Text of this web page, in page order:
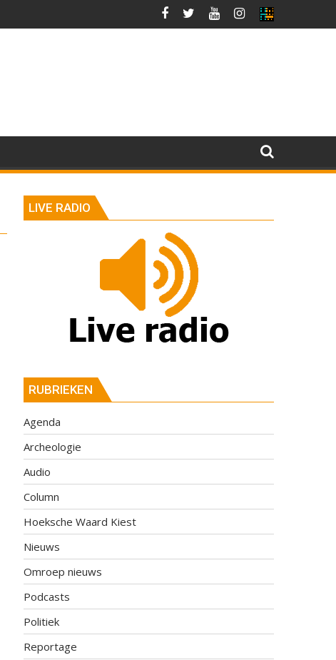
LIVE RADIO
RUBRIEKEN
Agenda
Archeologie
Audio
Column
Hoeksche Waard Kiest
Nieuws
Omroep nieuws
Podcasts
Politiek
Reportage